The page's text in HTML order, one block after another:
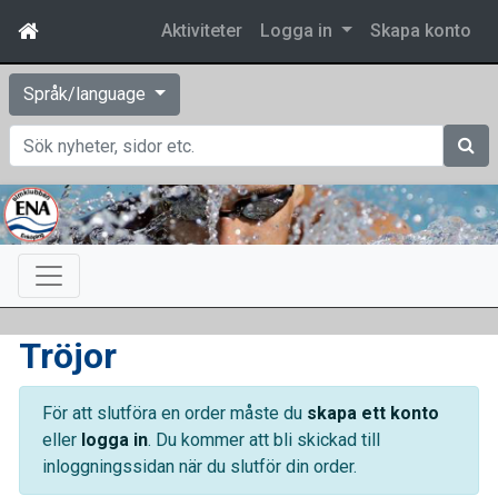
Aktiviteter Logga in Skapa konto
Språk/language
Sök
Tröjor
För att slutföra en order måste du skapa ett konto
eller logga in. Du kommer att bli skickad till
inloggningssidan när du slutför din order.